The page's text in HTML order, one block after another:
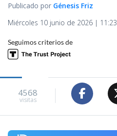
Publicado por Génesis Friz
Miércoles 10 junio de 2026 | 11:23
Seguimos criterios de
4568
visitas